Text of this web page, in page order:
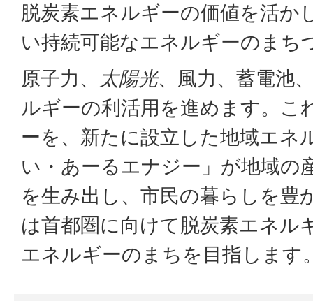
脱炭素エネルギーの価値を活か
い持続可能なエネルギーのまち
原子力、
太陽光、風力、蓄電池
ルギーの利活用を進めます。こ
ーを、新たに設立した地域エネ
い・あーるエナジー」が地域の
を生み出し、市民の暮らしを豊
は首都圏に向けて脱炭素エネル
エネルギーのまちを目指します